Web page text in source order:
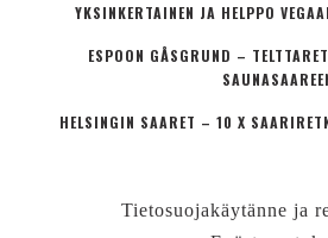
YKSINKERTAINEN JA HELPPO
ESPOON GÅSGRUND –
HELSINGIN SAARET – 10 X
Tietosuojakäytänne ja